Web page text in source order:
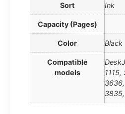
Sort Ink
Capacity (Pages)
Color Black
Compatible
models